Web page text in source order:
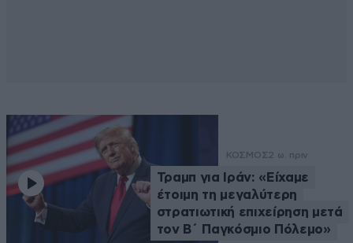
ΚΟΣΜΟΣ2 ω. πριν
Τραμπ για Ιράν: «Είχαμε
έτοιμη τη μεγαλύτερη
στρατιωτική επιχείρηση μετά
τον Β΄ Παγκόσμιο Πόλεμο»